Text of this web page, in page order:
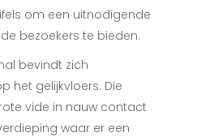
om een uitnodigende
bezoekers te bieden.
bevindt zich
het gelijkvloers. Die
vide in nauw contact
waar er een